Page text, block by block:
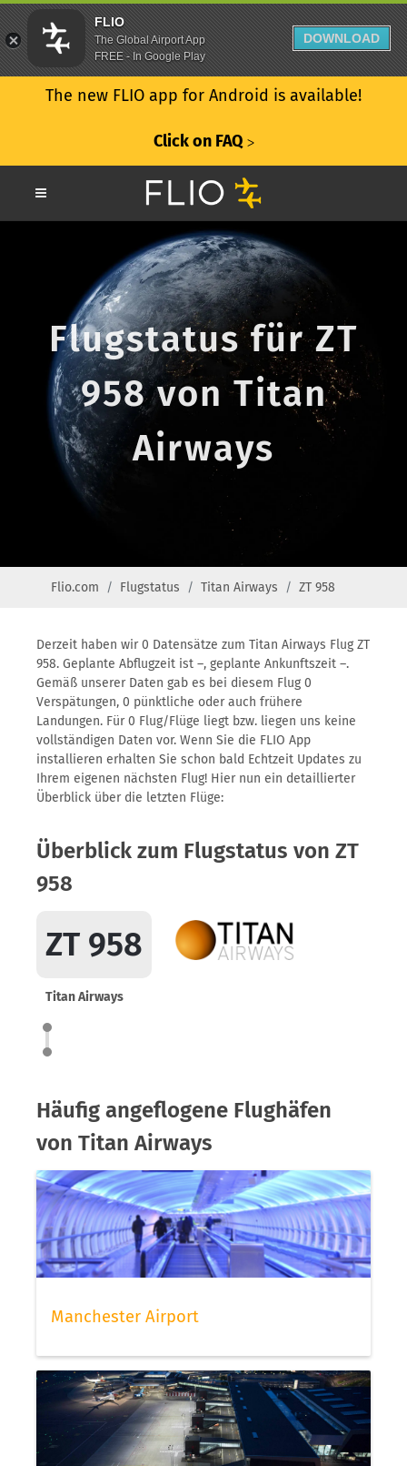
The new FLIO app for Android is available!
Click on FAQ ᐳ
Flugstatus für ZT
958 von Titan
Airways
Flio.com Flugstatus Titan Airways ZT 958
Derzeit haben wir 0 Datensätze zum Titan Airways Flug ZT
958. Geplante Abflugzeit ist –, geplante Ankunftszeit –.
Gemäß unserer Daten gab es bei diesem Flug 0
Verspätungen, 0 pünktliche oder auch frühere
Landungen. Für 0 Flug/Flüge liegt bzw. liegen uns keine
vollständigen Daten vor. Wenn Sie die FLIO App
installieren erhalten Sie schon bald Echtzeit Updates zu
Ihrem eigenen nächsten Flug! Hier nun ein detaillierter
Überblick über die letzten Flüge:
Überblick zum Flugstatus von ZT
958
ZT 958
Titan Airways
Häufig angeflogene Flughäfen
von Titan Airways
Manchester Airport
FLIO
The Global Airport App
FREE - In Google Play
DOWNLOAD